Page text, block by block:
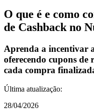
O que é e como
de Cashback no
Aprenda a incentivar
oferecendo cupons de
cada compra
Última atualização:
28/04/2026